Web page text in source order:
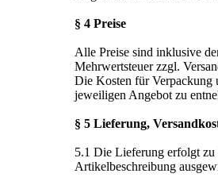
§ 4 Preise
Alle Preise sind inklusive
Mehrwertsteuer zzgl.
Die Kosten für Verpackung
jeweiligen Angebot zu
§ 5 Lieferung,
5.1 Die Lieferung erfolgt zu
Artikelbeschreibung